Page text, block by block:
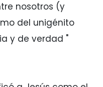
nosotros (y
del unigénito
y de verdad "